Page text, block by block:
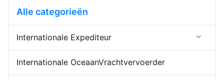
Importagent Onze
en ...
Alle categorieën
Internationale Expediteur
Forwarder de de Uitvoerinvoer
Internationale OceaanVrachtvervoerder